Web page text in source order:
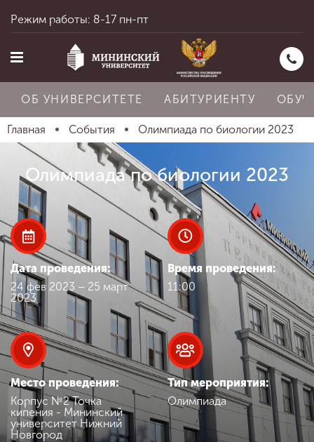
Главная
Об университете
Абитуриенту
Обучение
Наука
Международная
деятельность
Режим работы: 8-17 пн-пт
ОБ УНИВЕРСИТЕТЕ АБИТУРИЕНТУ
Главная События Олимпиада по биологии 2023
Олимпиада по биологии 2023
Дата проведения:
24 фев 2023 – 25 март
2023
Время проведения:
11:00
Место проведения:
Корпус №2 Точка
кипения - Мининский
университет Нижний
Новгород
Тип мероприятия:
Олимпиада